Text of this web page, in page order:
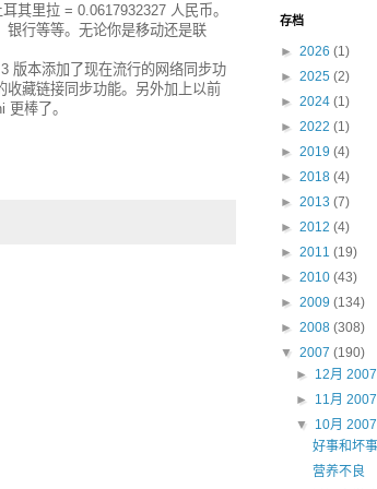
其里拉 = 0.0617932327 人民币。
银行等等。无论你是移动还是联
版本添加了现在流行的网络同步功
收藏链接同步功能。另外加上以前
棒了。
存档
► 2026 (1)
► 2025 (2)
► 2024 (1)
► 2022 (1)
► 2019 (4)
► 2018 (4)
► 2013 (7)
► 2012 (4)
► 2011 (19)
► 2010 (43)
► 2009 (134)
► 2008 (308)
▼ 2007 (190)
► 12月
► 11月
▼ 10月
好事和坏事
营养不良